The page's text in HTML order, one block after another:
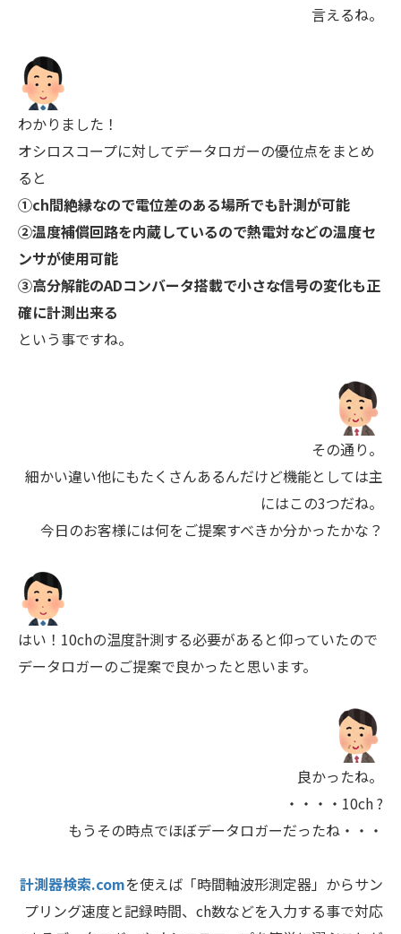
言えるね。
わかりました！
オシロスコープに対してデータロガーの優位点をまとめ
ると
①ch間絶縁なので電位差のある場所でも計測が可能
②温度補償回路を内蔵しているので熱電対などの温度セ
ンサが使用可能
③高分解能のADコンバータ搭載で小さな信号の変化も正
確に計測出来る
という事ですね。
その通り。
細かい違い他にもたくさんあるんだけど機能としては主
にはこの3つだね。
今日のお客様には何をご提案すべきか分かったかな？
はい！10chの温度計測する必要があると仰っていたので
データロガーのご提案で良かったと思います。
良かったね。
・・・・10ch ?
もうその時点でほぼデータロガーだったね・・・
計測器検索.comを使えば「時間軸波形測定器」からサン
プリング速度と記録時間、ch数などを入力する事で対応